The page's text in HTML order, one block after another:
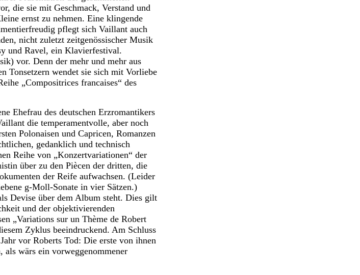
die sie mit Geschmack, Verstand und
ernst zu nehmen. Eine klingende
pflegt sich Vaillant auch
nicht zuletzt zeitgenössischer Musik
und Ravel, ein Klavierfestival.
vor. Denn der mehr und mehr aus
Tonsetzern wendet sie sich mit Vorliebe
„Compositrices francaises“ des
Ehefrau des deutschen Erzromantikers
die temperamentvolle, aber noch
Polonaisen und Capricen, Romanzen
gedanklich und technisch
Reihe von „Konzertvariationen“ der
über zu den Piècen der dritten, die
der Reife aufwachsen. (Leider
g-Moll-Sonate in vier Sätzen.)
Devise über dem Album steht. Dies gilt
und der objektivierenden
„Variations sur un Thème de Robert
Zyklus beeindruckend. Am Schluss
vor Roberts Tod: Die erste von ihnen
wärs ein vorweggenommener